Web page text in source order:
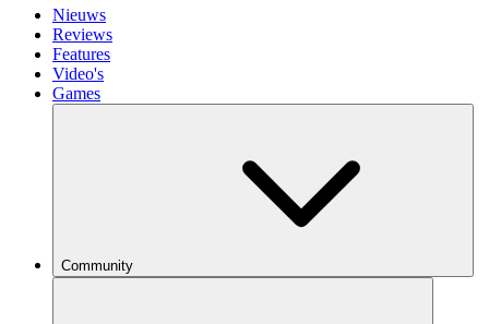
Nieuws
Reviews
Features
Video's
Games
Community